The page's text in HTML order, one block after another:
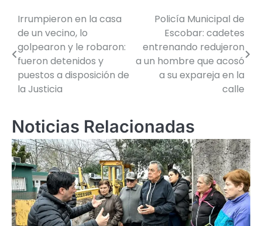
Navegación
de
entradas
Irrumpieron en la casa
de un vecino, lo
golpearon y le robaron:
fueron detenidos y
puestos a disposición de
la Justicia
Policía Municipal de
Escobar: cadetes
entrenando redujeron
a un hombre que acosó
a su expareja en la
calle
Noticias Relacionadas